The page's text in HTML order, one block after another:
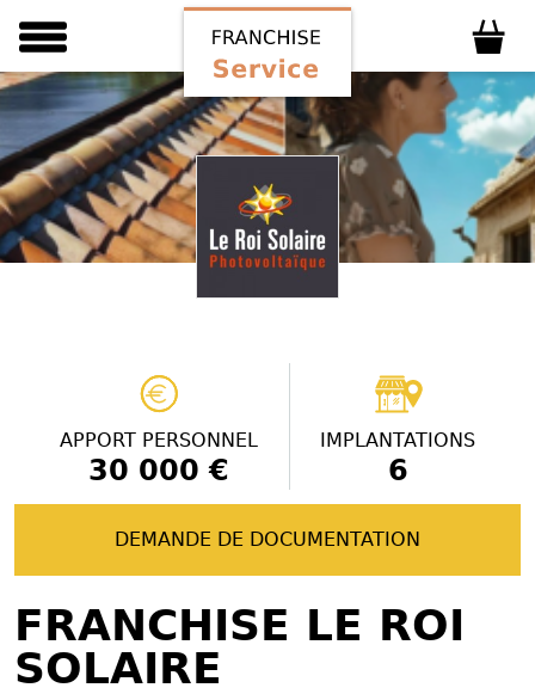
APPORT PERSONNEL
30 000 €
IMPLANTATIONS
6
DEMANDE DE DOCUMENTATION
FRANCHISE LE ROI
SOLAIRE